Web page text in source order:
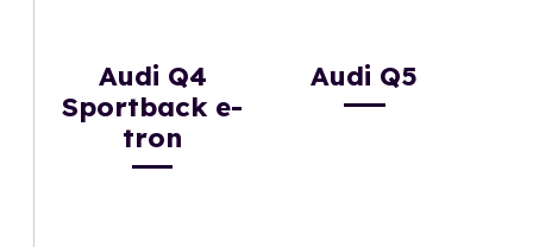
Audi Q4
Sportback e-
tron
Audi Q5